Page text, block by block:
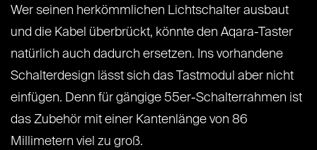
Wer seinen herkömmlichen Lichtschalter ausbaut
und die Kabel überbrückt, könnte den Aqara-Taster
natürlich auch dadurch ersetzen. Ins vorhandene
Schalterdesign lässt sich das Tastmodul aber nicht
einfügen. Denn für gängige 55er-Schalterrahmen ist
das Zubehör mit einer Kantenlänge von 86
Millimetern viel zu groß.